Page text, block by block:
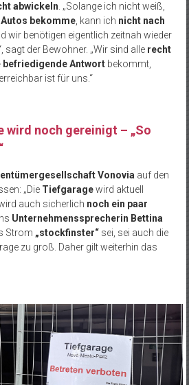
abwickeln. „Solange ich nicht weiß,
bekomme, kann ich nicht nach
wir benötigen eigentlich zeitnah wieder
sagt der Bewohner. „Wir sind alle recht
befriedigende Antwortbekommt,
ist für uns.“
wird noch gereinigt – „So
Vonoviaauf den
„Die Tiefgaragewird aktuell
auch sicherlich noch ein paar
Unternehmenssprecherin Bettina
Strom „stockfinster“sei, sei auch die
zu groß. Daher gilt weiterhin das